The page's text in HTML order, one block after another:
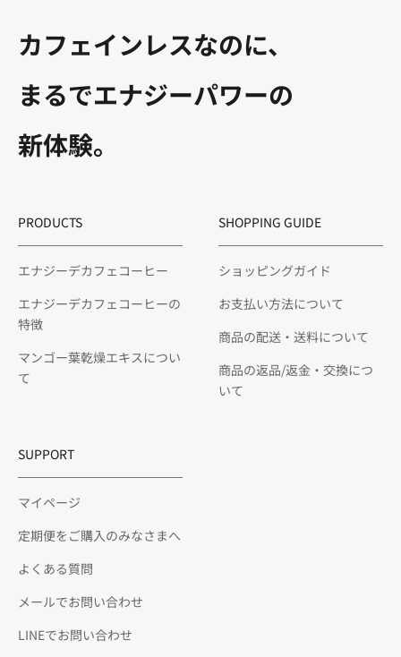
カフェインレスなのに、
まるでエナジーパワーの
新体験。
PRODUCTS
エナジーデカフェコーヒー
エナジーデカフェコーヒーの
特徴
マンゴー葉乾燥エキスについ
て
SHOPPING GUIDE
ショッピングガイド
お支払い方法について
商品の配送・送料について
商品の返品/返金・交換につ
いて
SUPPORT
マイページ
定期便をご購入のみなさまへ
よくある質問
メールでお問い合わせ
LINEでお問い合わせ